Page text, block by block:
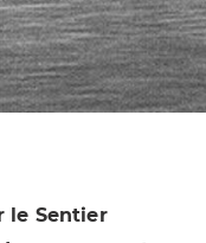
le Sentier